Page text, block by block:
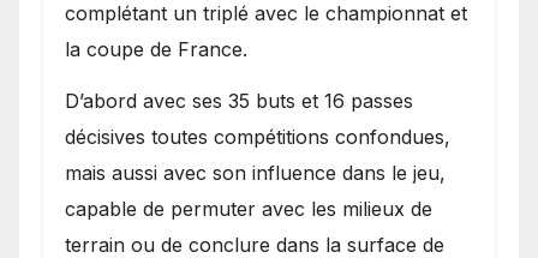
complétant un triplé avec le championnat et
la coupe de France.
D’abord avec ses 35 buts et 16 passes
décisives toutes compétitions confondues,
mais aussi avec son influence dans le jeu,
capable de permuter avec les milieux de
terrain ou de conclure dans la surface de